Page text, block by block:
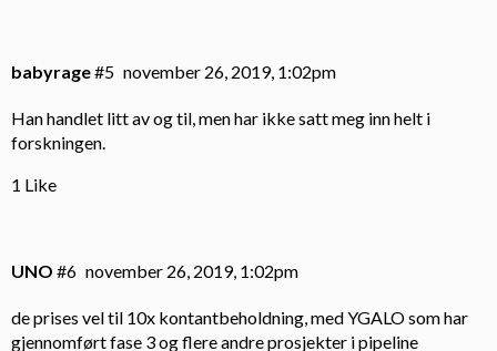
babyrage november 26, 2019, 1:02pm
#5
Han handlet litt av og til, men har ikke satt meg inn helt i
forskningen.
1 Like
UNO november 26, 2019, 1:02pm
#6
de prises vel til 10x kontantbeholdning, medYGALOsom har
gjennomført fase 3 og flere andre prosjekter i pipeline